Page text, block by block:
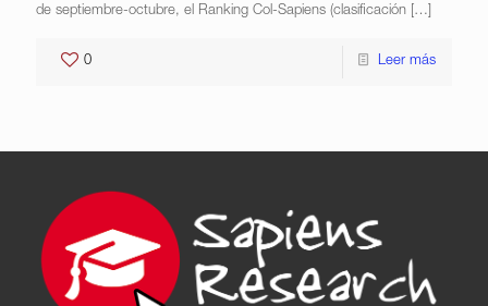
de septiembre-octubre, el Ranking Col-Sapiens (clasificación […]
0 Leer más